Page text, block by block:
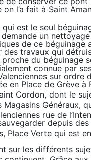
on l’a fait à Saint
qui est le seul
un
de ce
des travaux qui
proche du
connue par
sur
en Place de Grève
Cordon, dont le
Magasins Généraux,
rue de
depuis
Place Verte qui est
sur les différents